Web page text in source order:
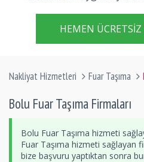
HEMEN
Nakliyat Hizmetleri Fuar Taşıma
Bolu Fuar Taşıma Firmaları
Bolu Fuar Taşıma hizmeti
Fuar Taşıma hizmeti sağlayan
bize başvuru yaptıktan sonra